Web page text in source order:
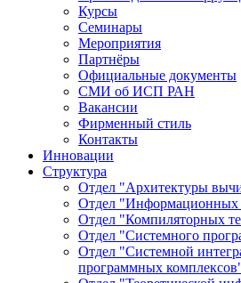
Курсы
Семинары
Мероприятия
Партнёры
Официальные документы
СМИ об ИСП РАН
Вакансии
Фирменный стиль
Контакты
Инновации
Структура
Отдел "Архитектуры
Отдел "Информационных
Отдел "Компиляторных
Отдел "Системного
Отдел "Системной
программных